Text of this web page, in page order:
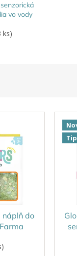
vo vody
ks)
náplň do
Tip